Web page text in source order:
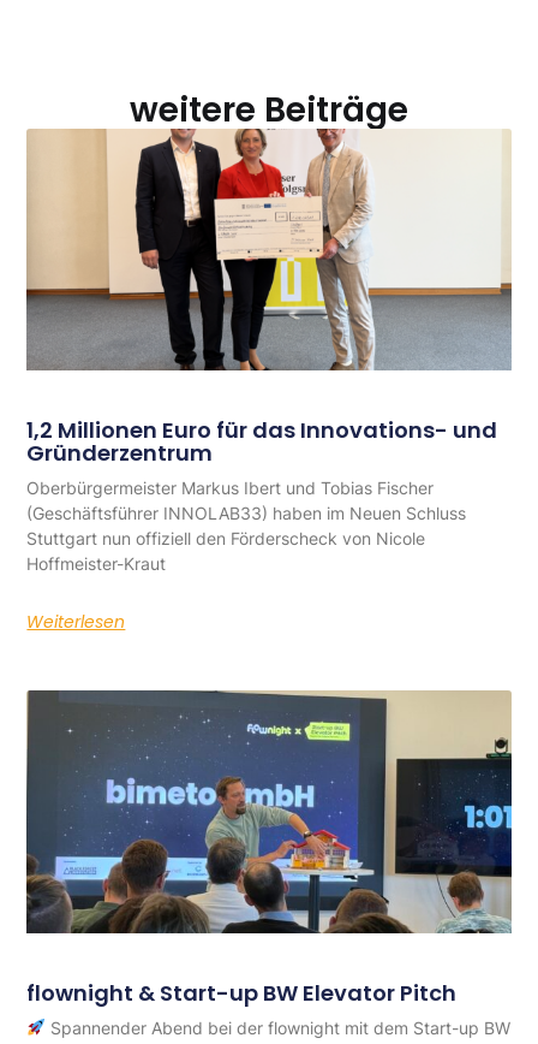
weitere Beiträge
1,2 Millionen Euro für das Innovations- und
Gründerzentrum
Oberbürgermeister Markus Ibert und Tobias Fischer
(Geschäftsführer INNOLAB33) haben im Neuen Schluss
Stuttgart nun offiziell den Förderscheck von Nicole
Hoffmeister-Kraut
Weiterlesen
flownight & Start-up BW Elevator Pitch
Spannender Abend bei der flownight mit dem Start-up BW